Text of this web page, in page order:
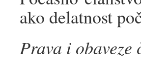
ako delatnost
Prava i obaveze